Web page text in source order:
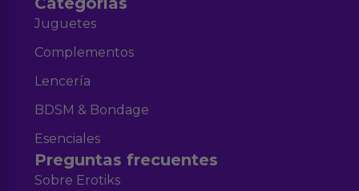
Juguetes
Complementos
Lencería
BDSM & Bondage
Esenciales
Preguntas frecuentes
Sobre Erotiks